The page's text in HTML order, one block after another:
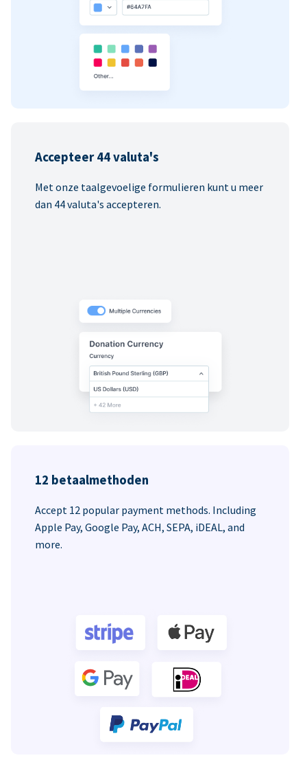
Accepteer 44 valuta's
Met onze taalgevoelige formulieren kunt u meer
dan 44 valuta's accepteren.
12 betaalmethoden
Accept 12 popular payment methods. Including
Apple Pay, Google Pay, ACH, SEPA, iDEAL, and
more.